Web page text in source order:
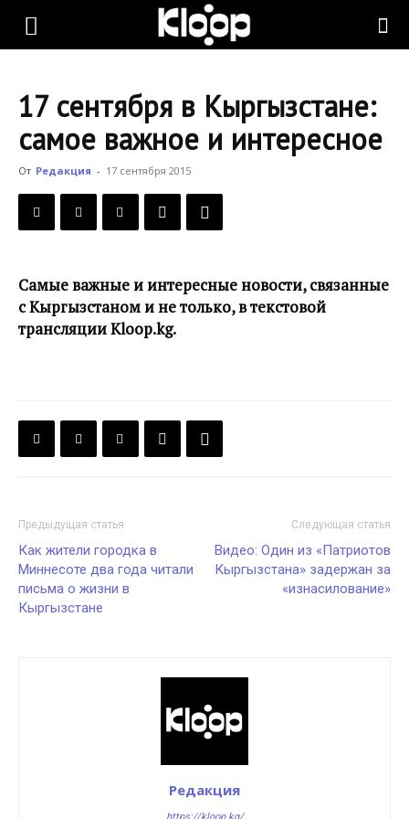
KLOOP.KG
Новости
17 сентября в Кыргызстане:
самое важное и интересное
От Редакция - 17 сентября 2015
Самые важные и интересные новости, связанные
с Кыргызстаном и не только, в текстовой
трансляции Kloop.kg.
Предыдущая статья
Как жители городка в
Миннесоте два года читали
письма о жизни в
Кыргызстане
Следующая статья
Видео: Один из «Патриотов
Кыргызстана» задержан за
«изнасилование»
Редакция